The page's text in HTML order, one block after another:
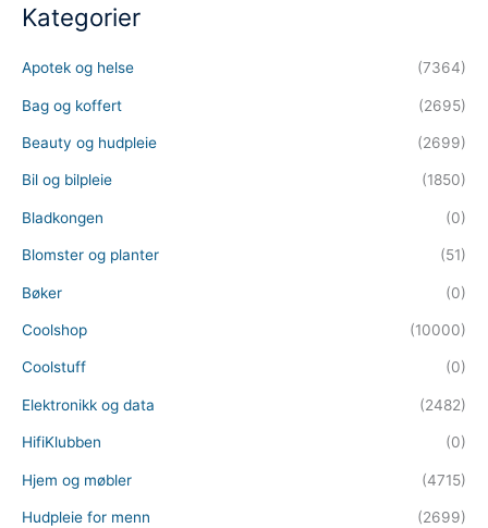
Kategorier
Apotek og helse (7364)
Bag og koffert (2695)
Beauty og hudpleie (2699)
Bil og bilpleie (1850)
Bladkongen (0)
Blomster og planter (51)
Bøker (0)
Coolshop (10000)
Coolstuff (0)
Elektronikk og data (2482)
HifiKlubben (0)
Hjem og møbler (4715)
Hudpleie for menn (2699)